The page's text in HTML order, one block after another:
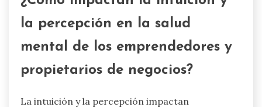
la percepción en la salud
mental de los emprendedores y
propietarios de negocios?
La intuición y la percepción impactan